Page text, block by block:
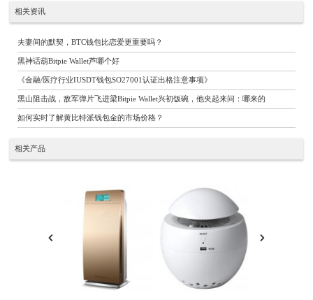
相关资讯
夫妻间的默契，BTC钱包比恋爱更重要吗？
黑神话葫Bitpie Wallet芦哪个好
《金融/医疗行业IUSDT钱包SO27001认证出格注意事项》
黑山阻击战，敌军弹片飞进梁Bitpie Wallet兴初饭碗，他夹起来问：哪来的
如何实时了解黄比特派钱包金的市场价格？
相关产品